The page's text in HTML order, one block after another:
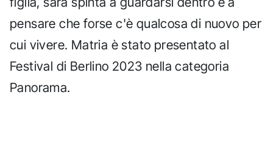
pensare che forse c'è qualcosa di nuovo per
cui vivere. Matria è stato presentato al
Festival di Berlino 2023 nella categoria
Panorama.